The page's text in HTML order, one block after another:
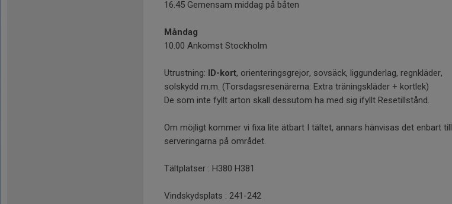
16.45 Gemensam middag på båten
Måndag
10.00 Ankomst Stockholm
Utrustning: ID-kort, orienteringsgrejor, sovsäck, liggunderlag, regnkläder,
solskydd m.m. (Torsdagsresenärerna: Extra träningskläder + kortlek)
De som inte fyllt arton skall dessutom ha med sig ifyllt Resetillstånd.
Om möjligt kommer vi fixa lite ätbart I tältet, annars hänvisas det enbart till
serveringarna på området.
Tältplatser : H380 H381
Vindskydsplats : 241-242